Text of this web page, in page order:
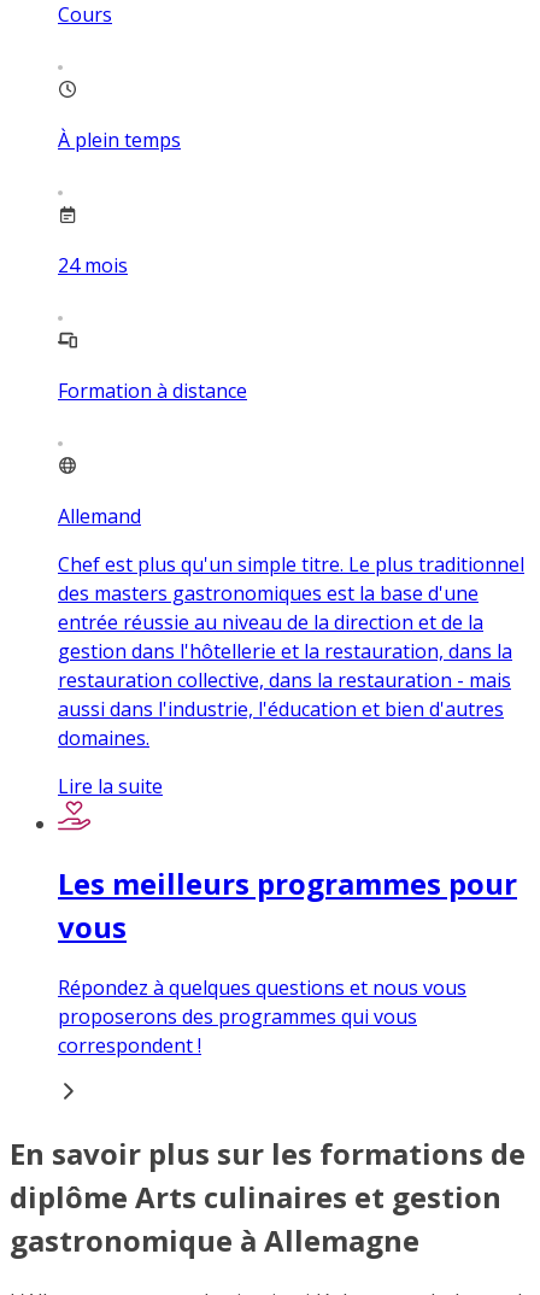
Cours
À plein temps
24 mois
Formation à distance
Allemand
Chef est plus qu'un simple titre. Le plus traditionnel
des masters gastronomiques est la base d'une
entrée réussie au niveau de la direction et de la
gestion dans l'hôtellerie et la restauration, dans la
restauration collective, dans la restauration - mais
aussi dans l'industrie, l'éducation et bien d'autres
domaines.
Lire la suite
Les meilleurs programmes pour
vous
Répondez à quelques questions et nous vous
proposerons des programmes qui vous
correspondent !
En savoir plus sur les formations de
diplôme Arts culinaires et gestion
gastronomique à Allemagne